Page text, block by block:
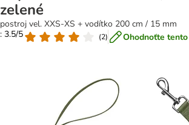
zelené
postroj vel. XXS-XS + vodítko 200 cm / 15 mm
: 3.5/5
(2) Ohodnoťte